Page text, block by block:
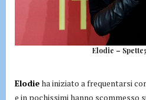
Elodie –
Elodieha iniziato a frequentarsi
e in pochissimi hanno scommesso